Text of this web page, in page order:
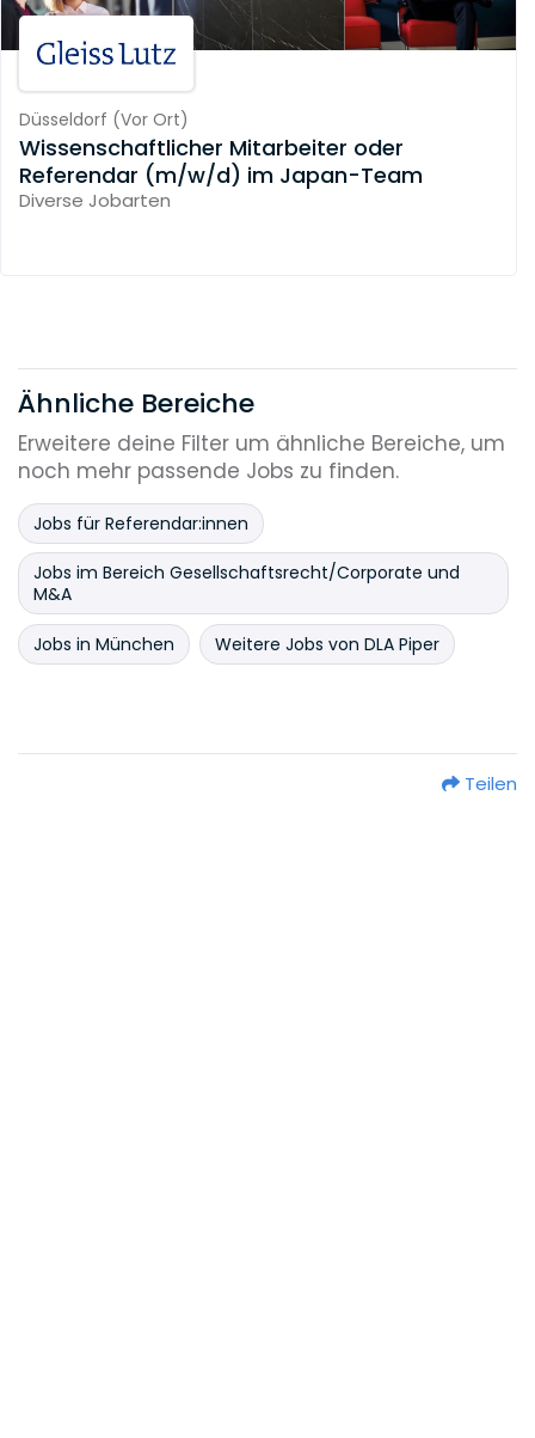
Düsseldorf (Vor Ort)
Wissenschaftlicher Mitarbeiter oder
Referendar (m/w/d) im Japan-Team
Diverse Jobarten
Ähnliche Bereiche
Erweitere deine Filter um ähnliche Bereiche, um
noch mehr passende Jobs zu finden.
Jobs für Referendar:innen
Jobs im Bereich Gesellschaftsrecht/Corporate und
M&A
Jobs in München Weitere Jobs von DLA Piper
Teilen